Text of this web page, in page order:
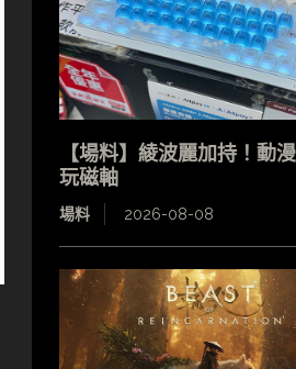
【場料】綾波麗加持！動
玩磁軸
場料 2026-08-08